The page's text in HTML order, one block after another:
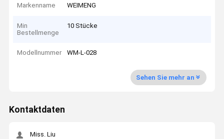
Markenname WEIMENG
Min
Bestellmenge
10 Stücke
Modellnummer WM-L-028
Sehen Sie mehr an
Kontaktdaten
Miss. Liu